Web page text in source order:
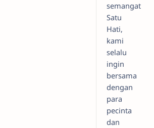
semangat
Satu
Hati,
kami
selalu
ingin
bersama
dengan
para
pecinta
dan